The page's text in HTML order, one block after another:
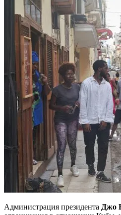
Администрация президента Джо